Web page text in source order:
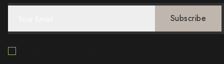
Subscribe